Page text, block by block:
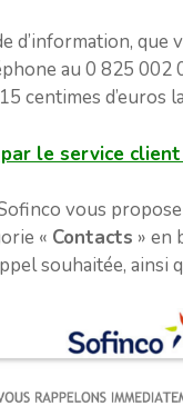
d’information,
au 0 825 002
centimes d’euros
le service
vous
« Contacts » en
souhaitée, ainsi